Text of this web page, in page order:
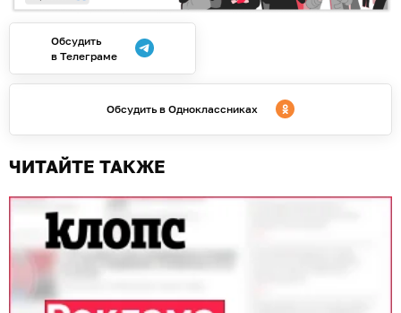
Обсудить
в Телеграме
Обсудить в Одноклассниках
ЧИТАЙТЕ ТАКЖЕ